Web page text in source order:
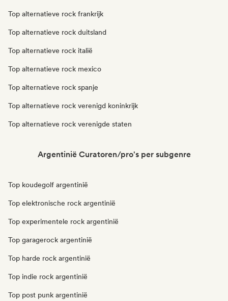
Top alternatieve rock frankrijk
Top alternatieve rock duitsland
Top alternatieve rock italië
Top alternatieve rock mexico
Top alternatieve rock spanje
Top alternatieve rock verenigd koninkrijk
Top alternatieve rock verenigde staten
Argentinië Curatoren/pro's per subgenre
Top koudegolf argentinië
Top elektronische rock argentinië
Top experimentele rock argentinië
Top garagerock argentinië
Top harde rock argentinië
Top indie rock argentinië
Top post punk argentinië